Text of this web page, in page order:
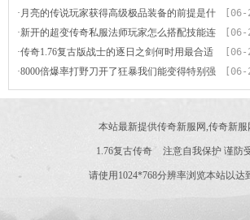
[06-
· 月亮的传说玩家获得高级极品装备的前提是什
么
[06-
·新开的超变传奇私服法师玩家怎么搭配技能连
招
[06-
·传奇1.76复古版战士的逐日之剑何时用最合适
[06-
·8000倍爆率打野刀开了狂暴我们能变得特别强
本站最新提供传奇新服网,传奇新
1.76复古传奇 注意自我保护 谨防
请使用1024*768分辨率浏览本站以